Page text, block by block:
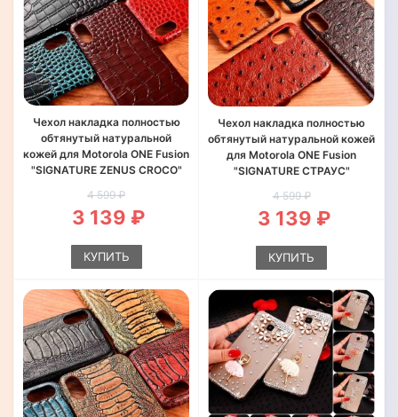
Чехол накладка полностью
обтянутый натуральной
кожей для Motorola ONE Fusion
"SIGNATURE ZENUS CROCO"
4 599 ₽
3 139 ₽
КУПИТЬ
Чехол накладка полностью
обтянутый натуральной кожей
для Motorola ONE Fusion
"SIGNATURE СТРАУС"
4 599 ₽
3 139 ₽
КУПИТЬ